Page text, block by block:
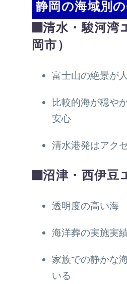
静岡の海域別
■清水・駿河湾
岡市）
富士山の絶景が
比較的海が穏や
安心
清水港発はアク
■沼津・西伊豆
透明度の高い海
海洋葬の実施実
家族での静かな
いる